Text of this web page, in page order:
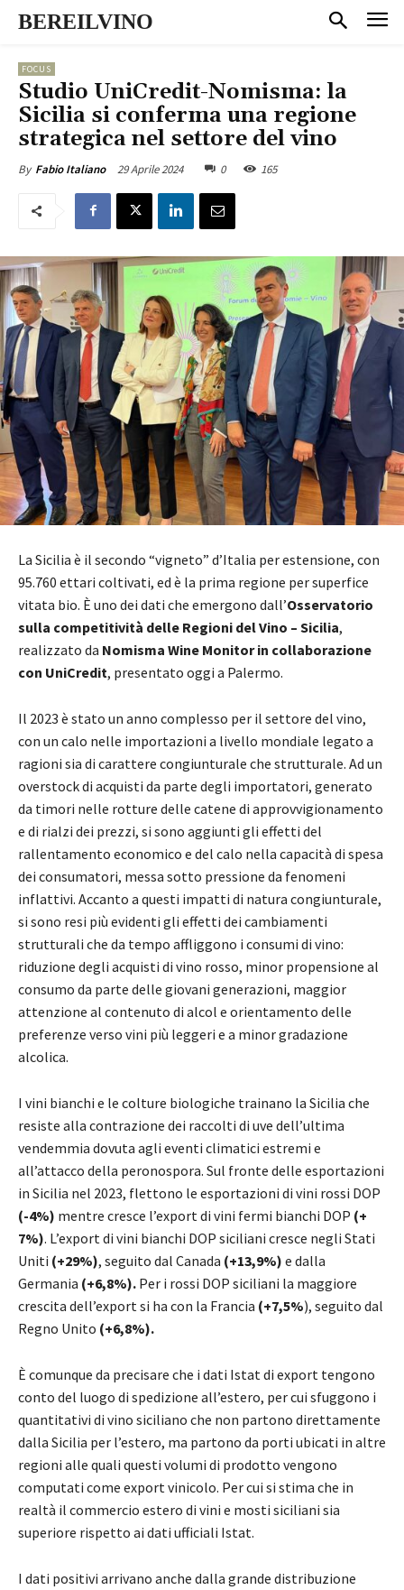
BEREILVINO
FOCUS
Studio UniCredit-Nomisma: la
Sicilia si conferma una regione
strategica nel settore del vino
By Fabio Italiano 29 Aprile 2024 0 165
La Sicilia è il secondo “vigneto” d’Italia per estensione, con
95.760 ettari coltivati, ed è la prima regione per superfice
vitata bio. È uno dei dati che emergono dall’Osservatorio
sulla competitività delle Regioni del Vino – Sicilia,
realizzato da Nomisma Wine Monitor in collaborazione
con UniCredit, presentato oggi a Palermo.
Il 2023 è stato un anno complesso per il settore del vino,
con un calo nelle importazioni a livello mondiale legato a
ragioni sia di carattere congiunturale che strutturale. Ad un
overstock di acquisti da parte degli importatori, generato
da timori nelle rotture delle catene di approvvigionamento
e di rialzi dei prezzi, si sono aggiunti gli effetti del
rallentamento economico e del calo nella capacità di spesa
dei consumatori, messa sotto pressione da fenomeni
inflattivi. Accanto a questi impatti di natura congiunturale,
si sono resi più evidenti gli effetti dei cambiamenti
strutturali che da tempo affliggono i consumi di vino:
riduzione degli acquisti di vino rosso, minor propensione al
consumo da parte delle giovani generazioni, maggior
attenzione al contenuto di alcol e orientamento delle
preferenze verso vini più leggeri e a minor gradazione
alcolica.
I vini bianchi e le colture biologiche trainano la Sicilia che
resiste alla contrazione dei raccolti di uve dell’ultima
vendemmia dovuta agli eventi climatici estremi e
all’attacco della peronospora. Sul fronte delle esportazioni
in Sicilia nel 2023, flettono le esportazioni di vini rossi DOP
(-4%) mentre cresce l’export di vini fermi bianchi DOP (+
7%). L’export di vini bianchi DOP siciliani cresce negli Stati
Uniti (+29%), seguito dal Canada (+13,9%) e dalla
Germania (+6,8%). Per i rossi DOP siciliani la maggiore
crescita dell’export si ha con la Francia (+7,5%), seguito dal
Regno Unito (+6,8%).
È comunque da precisare che i dati Istat di export tengono
conto del luogo di spedizione all’estero, per cui sfuggono i
quantitativi di vino siciliano che non partono direttamente
dalla Sicilia per l’estero, ma partono da porti ubicati in altre
regioni alle quali questi volumi di prodotto vengono
computati come export vinicolo. Per cui si stima che in
realtà il commercio estero di vini e mosti siciliani sia
superiore rispetto ai dati ufficiali Istat.
I dati positivi arrivano anche dalla grande distribuzione